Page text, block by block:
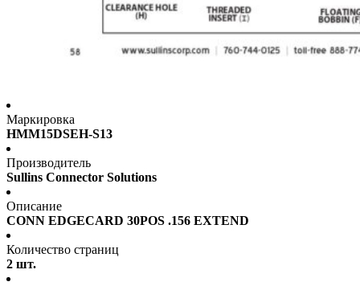
Маркировка
HMM15DSEH-S13
Производитель
Sullins Connector Solutions
Описание
CONN EDGECARD 30POS .156 EXTEND
Количество страниц
2 шт.